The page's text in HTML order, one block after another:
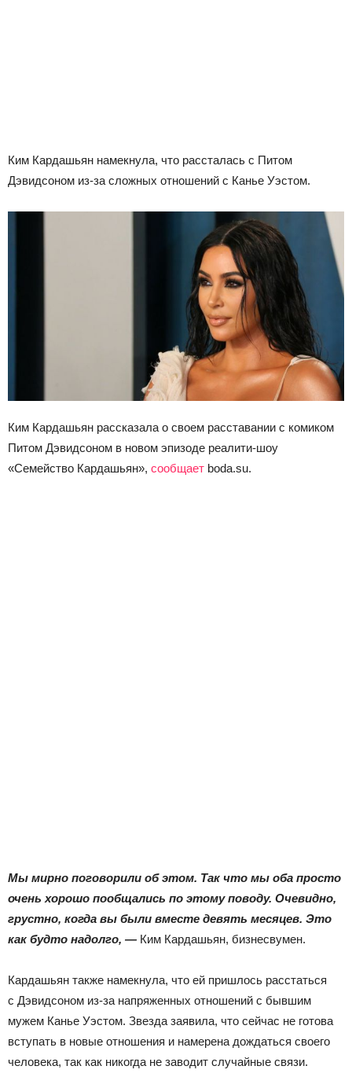
Ким Кардашьян намекнула, что рассталась с Питом
Дэвидсоном из-за сложных отношений с Канье Уэстом.
Ким Кардашьян рассказала о своем расставании с комиком
Питом Дэвидсоном в новом эпизоде реалити-шоу
«Семейство Кардашьян», сообщает boda.su.
Мы мирно поговорили об этом. Так что мы оба просто
очень хорошо пообщались по этому поводу. Очевидно,
грустно, когда вы были вместе девять месяцев. Это
как будто надолго, — Ким Кардашьян, бизнесвумен.
Кардашьян также намекнула, что ей пришлось расстаться
с Дэвидсоном из-за напряженных отношений с бывшим
мужем Канье Уэстом. Звезда заявила, что сейчас не готова
вступать в новые отношения и намерена дождаться своего
человека, так как никогда не заводит случайные связи.